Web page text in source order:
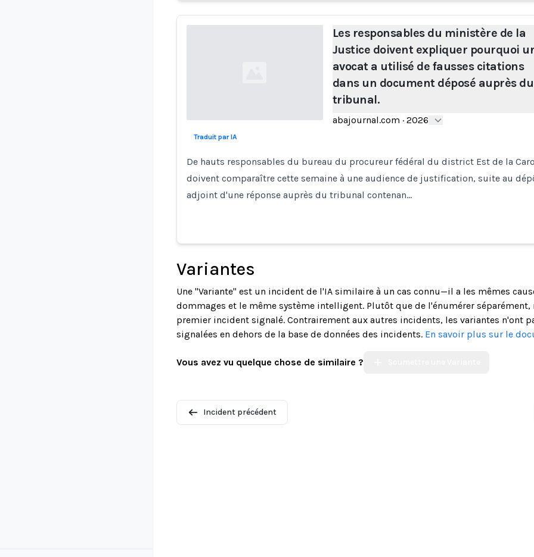
Les responsables du ministère de la
Justice doivent expliquer pourquoi
avocat a utilisé de fausses citations
dans un document déposé auprès du
tribunal.
abajournal.com · 2026
Traduit par IA
De hauts responsables du bureau du procureur fédéral du district Est de la
doivent comparaître cette semaine à une audience de justification, suite au
adjoint d'une réponse auprès du tribunal contenan…
Variantes
Une "Variante" est un incident de l'IA similaire à un cas connu—il a les mêmes
dommages et le même système intelligent. Plutôt que de l'énumérer
premier incident signalé. Contrairement aux autres incidents, les variantes n'ont
signalées en dehors de la base de données des incidents. En savoir plus sur le
Vous avez vu quelque chose de similaire ?
Incident précédent